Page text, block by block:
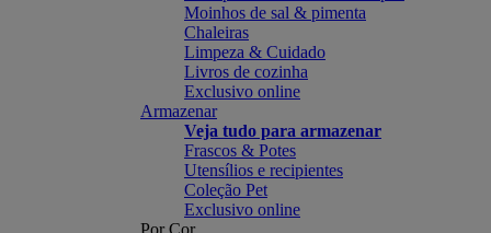
Moinhos de sal & pimenta
Chaleiras
Limpeza & Cuidado
Livros de cozinha
Exclusivo online
Armazenar
Veja tudo para armazenar
Frascos & Potes
Utensílios e recipientes
Coleção Pet
Exclusivo online
Por Cor